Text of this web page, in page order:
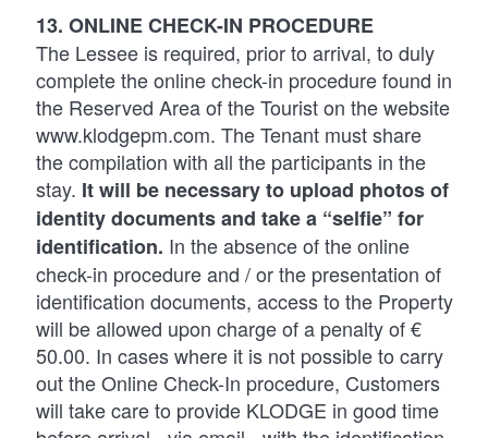
13. ONLINE CHECK-IN PROCEDURE
The Lessee is required, prior to arrival, to duly
complete the online check-in procedure found in
the Reserved Area of the Tourist on the website
www.klodgepm.com. The Tenant must share
the compilation with all the participants in the
stay. It will be necessary to upload photos of
identity documents and take a “selfie” for
identification. In the absence of the online
check-in procedure and / or the presentation of
identification documents, access to the Property
will be allowed upon charge of a penalty of €
50.00. In cases where it is not possible to carry
out the Online Check-In procedure, Customers
will take care to provide KLODGE in good time